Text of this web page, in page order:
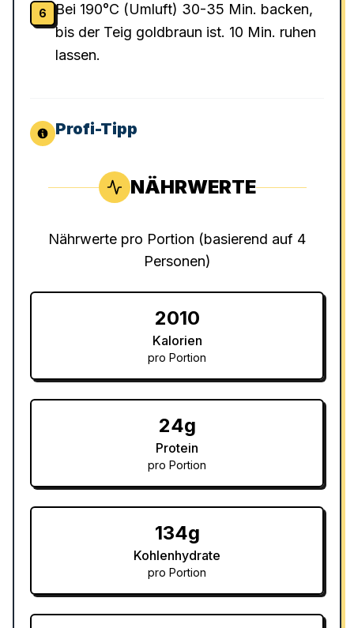
6
Bei 190°C (Umluft) 30-35 Min. backen,
bis der Teig goldbraun ist. 10 Min. ruhen
lassen.
Profi-Tipp
NÄHRWERTE
Nährwerte pro Portion (basierend auf 4
Personen)
2010
Kalorien
pro Portion
24g
Protein
pro Portion
134g
Kohlenhydrate
pro Portion